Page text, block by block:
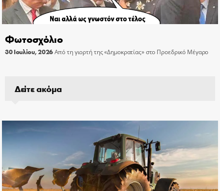
Φωτοσχόλιο
30 Ιουλίου, 2026Από τη γιορτή της «Δημοκρατίας» στο Προεδρικό Μέγαρο
Δείτε ακόμα